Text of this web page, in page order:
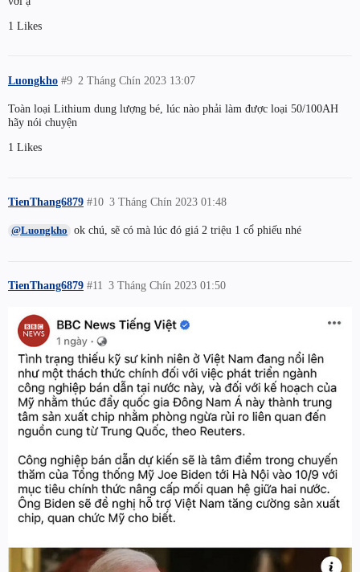
1 Likes
Luongkho 2 Tháng Chín 2023 13:07
#9
Toàn loại Lithium dung lượng bé, lúc nào phải làm được loại 50/100AH
hãy nói chuyện
1 Likes
TienThang6879 3 Tháng Chín 2023 01:48
#10
@Luongkho ok chú, sẽ có mà lúc đó giá 2 triệu 1 cổ phiếu nhé
TienThang6879 3 Tháng Chín 2023 01:50
#11